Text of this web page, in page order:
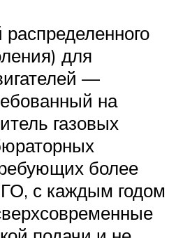
для
—
на
газовых
более
с каждым годом